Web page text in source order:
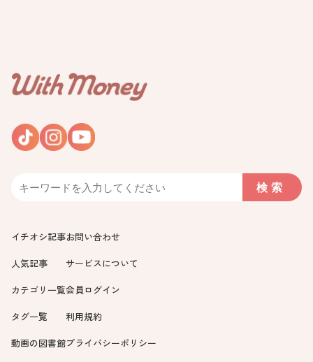
イチオシ記事
人気記事
カテゴリ一覧
タグ一覧
動画の図書館
お問い合わせ
サービスについて
会員ログイン
利用規約
プライバシーポリシー